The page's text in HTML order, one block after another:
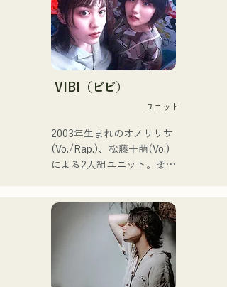
SNS動画総再生数350万回
再生超え､ SNS総フォロワ
ー11.9万人突破！
また2024年第106回全国高
等学校野球選手権大会の
J:COM福岡•熊本•下関のテー
2026年6月3日に新曲
「Hello say goodbye」を自
VIBI（ビビ）
ユニット
2003年生まれのオノリリサ
(Vo./Rap.)、松藤十萌(Vo.)
による2人組ユニット。柔ら
た楽曲と、温かくも芯のあ
る歌声で、聴く人の心にそ
っと寄り添う楽曲を制作し